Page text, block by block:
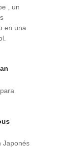
, un
en una
Japonés